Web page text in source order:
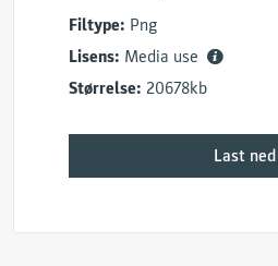
Filtype: Png
Lisens: Media use
Størrelse: 20678kb
Last ned